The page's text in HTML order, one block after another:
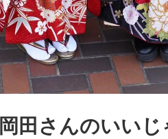
田さんのいい